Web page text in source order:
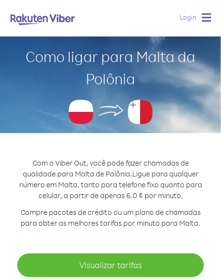
Login
Como ligar para Malta da
Polônia
Com o Viber Out, você pode fazer chamadas de
qualidade para Malta de Polônia.Ligue para qualquer
número em Malta, tanto para telefone fixo quanto para
celular, a partir de apenas 6.0 ¢ por minuto.
Compre pacotes de crédito ou um plano de chamadas
para obter as melhores tarifas por minuto para Malta.
Visualizar tarifas